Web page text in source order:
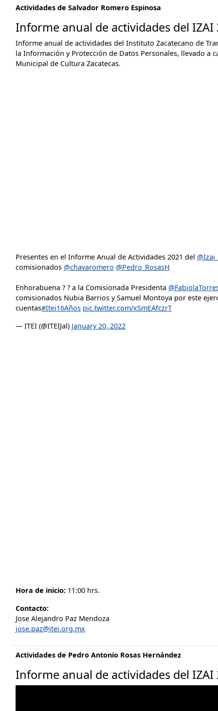
Actividades de Salvador Romero Espinosa
Informe anual de actividades del IZAI
Informe anual de actividades del Instituto Zacatecano de
la Información y Protección de Datos Personales, llevado a
Municipal de Cultura Zacatecas.
Presentes en el Informe Anual de Actividades 2021 del
comisionados @chavaromero @Pedro_RosasH
Enhorabuena ? ? a la Comisionada Presidenta
comisionados Nubia Barrios y Samuel Montoya por este
cuentas#Itei16Años pic.twitter.com/xSmEAfczrT
— ITEI (@ITEIJal) January 20, 2022
Hora de inicio: 11:00 hrs.
Contacto:
Jose Alejandro Paz Mendoza
jose.paz@itei.org.mx
Actividades de Pedro Antonio Rosas Hernández
Informe anual de actividades del IZAI